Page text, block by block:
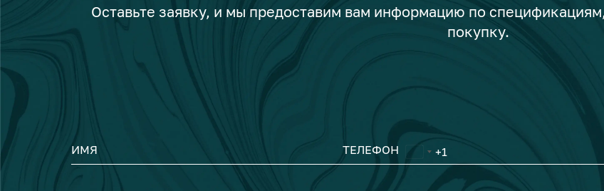
Оставьте заявку, и мы предоставим вам информацию по
покупку.
ИМЯ ТЕЛЕФОН